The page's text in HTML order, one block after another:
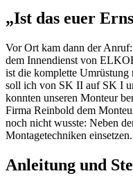
„Ist das euer
Vor Ort kam dann der
dem Innendienst von
ist die komplette
soll ich von SK II auf SK I
konnten unseren Monteur
Firma Reinbold dem
noch nicht wusste: Neben
Montagetechniken
Anleitung und